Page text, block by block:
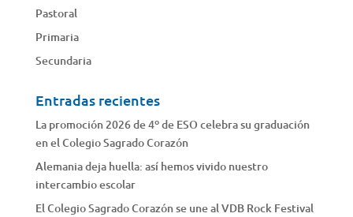
Pastoral
Primaria
Secundaria
Entradas recientes
La promoción 2026 de 4º de ESO celebra su graduación
en el Colegio Sagrado Corazón
Alemania deja huella: así hemos vivido nuestro
intercambio escolar
El Colegio Sagrado Corazón se une al VDB Rock Festival